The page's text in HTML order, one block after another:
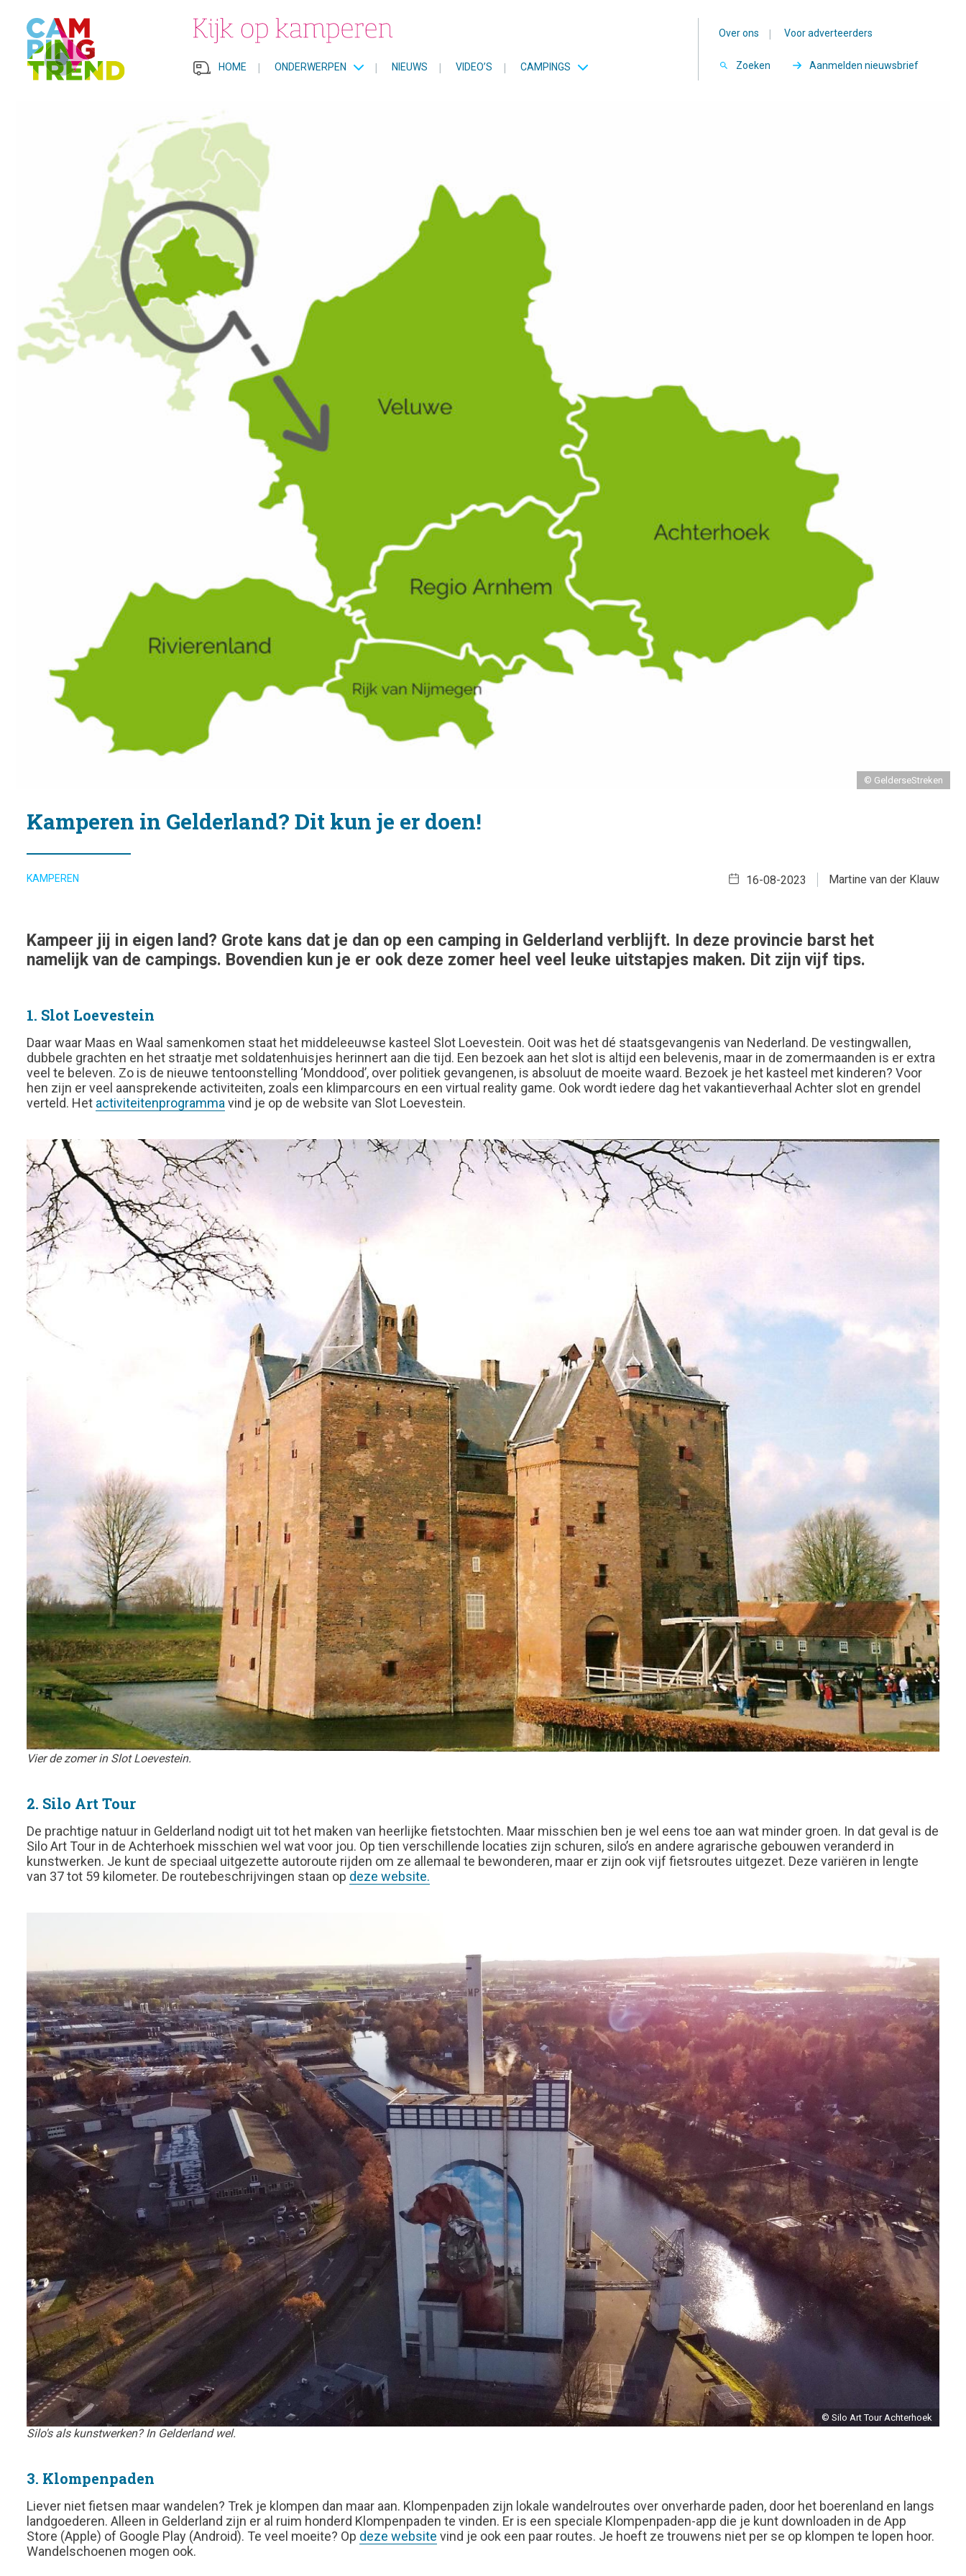
HOME | ONDERWERPEN | NIEUWS | VIDEO’S | CAMPINGS
Over ons | Voor adverteerders
Zoeken Aanmelden nieuwsbrief
© GelderseStreken
Kamperen in Gelderland? Dit kun je er doen!
KAMPEREN Martine van der Klauw
16-08-2023
Kampeer jij in eigen land? Grote kans dat je dan op een camping in Gelderland verblijft. In deze provincie barst het
namelijk van de campings. Bovendien kun je er ook deze zomer heel veel leuke uitstapjes maken. Dit zijn vijf tips.
1. Slot Loevestein
Daar waar Maas en Waal samenkomen staat het middeleeuwse kasteel Slot Loevestein. Ooit was het dé staatsgevangenis van Nederland. De vestingwallen,
dubbele grachten en het straatje met soldatenhuisjes herinnert aan die tijd. Een bezoek aan het slot is altijd een belevenis, maar in de zomermaanden is er extra
veel te beleven. Zo is de nieuwe tentoonstelling ‘Monddood’, over politiek gevangenen, is absoluut de moeite waard. Bezoek je het kasteel met kinderen? Voor
hen zijn er veel aansprekende activiteiten, zoals een klimparcours en een virtual reality game. Ook wordt iedere dag het vakantieverhaal Achter slot en grendel
verteld. Het activiteitenprogramma vind je op de website van Slot Loevestein.
Vier de zomer in Slot Loevestein.
2. Silo Art Tour
De prachtige natuur in Gelderland nodigt uit tot het maken van heerlijke fietstochten. Maar misschien ben je wel eens toe aan wat minder groen. In dat geval is de
Silo Art Tour in de Achterhoek misschien wel wat voor jou. Op tien verschillende locaties zijn schuren, silo’s en andere agrarische gebouwen veranderd in
kunstwerken. Je kunt de speciaal uitgezette autoroute rijden om ze allemaal te bewonderen, maar er zijn ook vijf fietsroutes uitgezet. Deze variëren in lengte
van 37 tot 59 kilometer. De routebeschrijvingen staan op deze website.
© Silo Art Tour Achterhoek
Silo's als kunstwerken? In Gelderland wel.
3. Klompenpaden
Liever niet fietsen maar wandelen? Trek je klompen dan maar aan. Klompenpaden zijn lokale wandelroutes over onverharde paden, door het boerenland en langs
landgoederen. Alleen in Gelderland zijn er al ruim honderd Klompenpaden te vinden. Er is een speciale Klompenpaden-app die je kunt downloaden in de App
Store (Apple) of Google Play (Android). Te veel moeite? Op deze website vind je ook een paar routes. Je hoeft ze trouwens niet per se op klompen te lopen hoor.
Wandelschoenen mogen ook.